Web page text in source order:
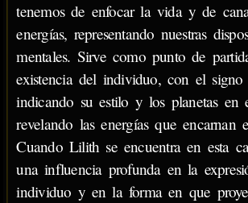
tenemos de enfocar la vida y de
energías, representando nuestras
mentales. Sirve como punto de
existencia del individuo, con el signo
indicando su estilo y los planetas en
revelando las energías que encarnan
Cuando Lilith se encuentra en esta
una influencia profunda en la
individuo y en la forma en que